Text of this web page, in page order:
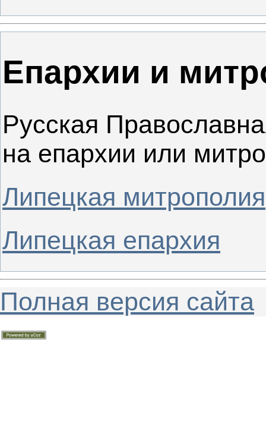
Епархии и
Русская
на епархии или
Липецкая митрополия
Липецкая епархия
Полная версия сайта